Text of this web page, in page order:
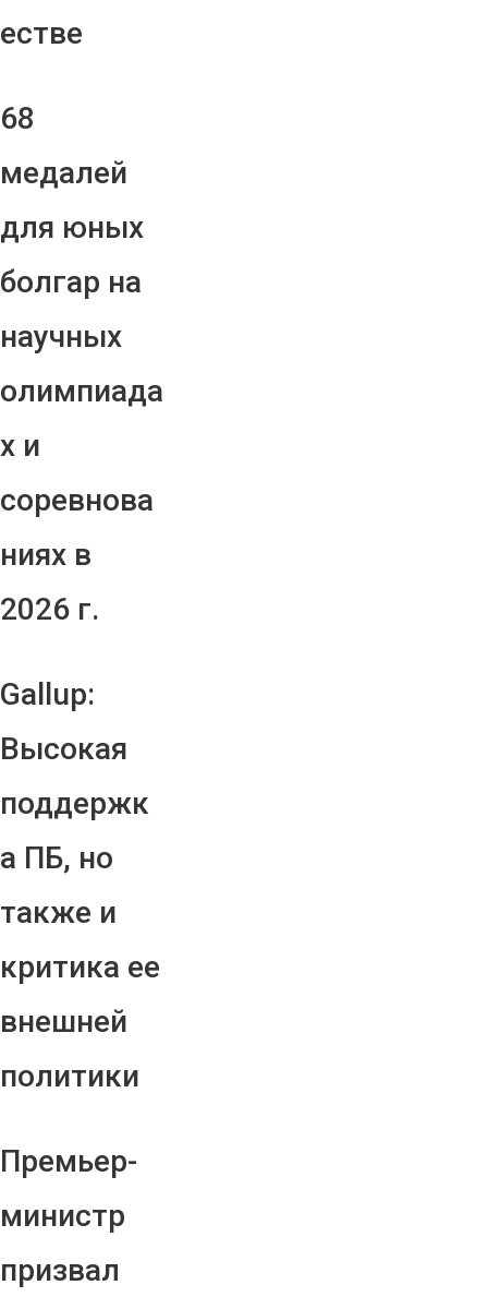
естве
68
медалей
для юных
болгар на
научных
олимпиада
х и
соревнова
ниях в
2026 г.
Gallup:
Высокая
поддержк
а ПБ, но
также и
критика ее
внешней
политики
Премьер-
министр
призвал